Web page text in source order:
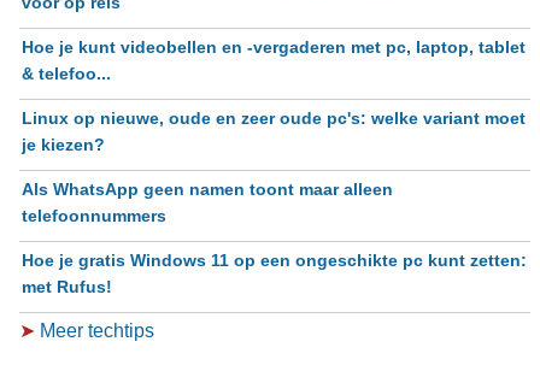
Hoe je kunt videobellen en -vergaderen met pc, laptop, tablet
& telefoo...
Linux op nieuwe, oude en zeer oude pc's: welke variant moet
je kiezen?
Als WhatsApp geen namen toont maar alleen
telefoonnummers
Hoe je gratis Windows 11 op een ongeschikte pc kunt zetten:
met Rufus!
➤ Meer techtips